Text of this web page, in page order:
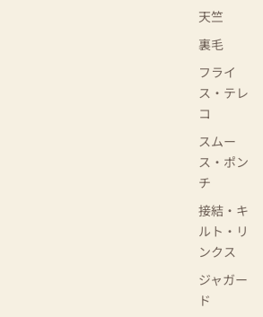
天竺
裏毛
フライ
ス・テレ
コ
スムー
ス・ポン
チ
接結・キ
ルト・リ
ンクス
ジャガー
ド